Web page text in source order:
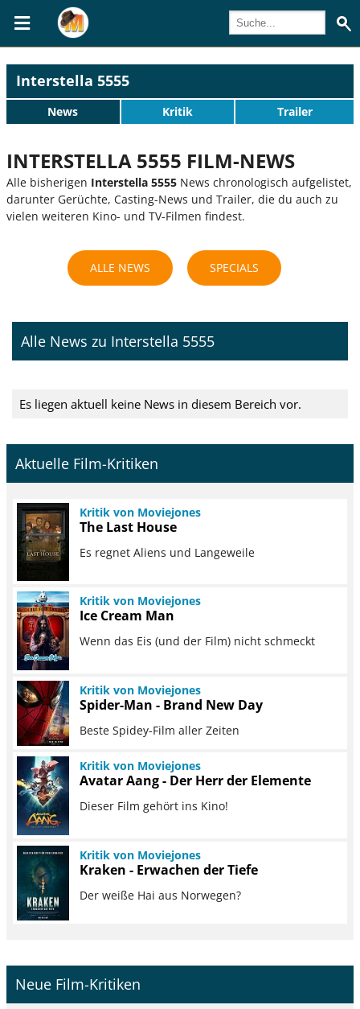
Interstella 5555
News Kritik Trailer
INTERSTELLA 5555 FILM-NEWS
Alle bisherigen Interstella 5555 News chronologisch aufgelistet,
darunter Gerüchte, Casting-News und Trailer, die du auch zu
vielen weiteren Kino- und TV-Filmen findest.
ALLE NEWS SPECIALS
Alle News zu Interstella 5555
Es liegen aktuell keine News in diesem Bereich vor.
Aktuelle Film-Kritiken
Kritik von Moviejones
The Last House
Es regnet Aliens und Langeweile
Kritik von Moviejones
Ice Cream Man
Wenn das Eis (und der Film) nicht schmeckt
Kritik von Moviejones
Spider-Man - Brand New Day
Beste Spidey-Film aller Zeiten
Kritik von Moviejones
Avatar Aang - Der Herr der Elemente
Dieser Film gehört ins Kino!
Kritik von Moviejones
Kraken - Erwachen der Tiefe
Der weiße Hai aus Norwegen?
Neue Film-Kritiken